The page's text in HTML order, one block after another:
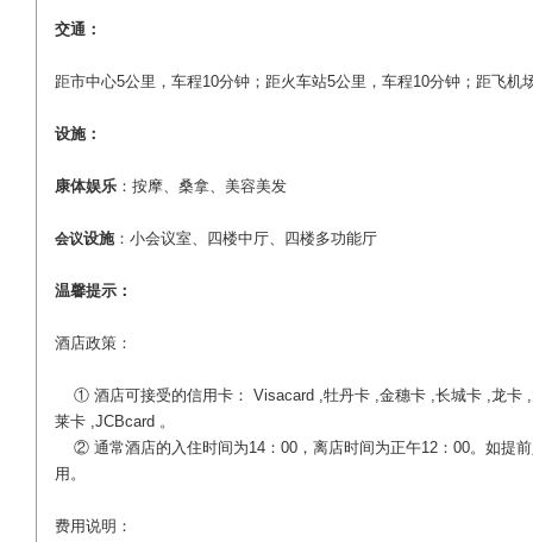
交通：
距市中心5公里，车程10分钟；距火车站5公里，车程10分钟；距飞机
设施：
康体娱乐：按摩、桑拿、美容美发
会议设施：小会议室、四楼中厅、四楼多功能厅
温馨提示：
酒店政策：
① 酒店可接受的信用卡： Visacard ,牡丹卡 ,金穗卡 ,长城卡 ,龙卡
莱卡 ,JCBcard 。
② 通常酒店的入住时间为14：00，离店时间为正午12：00。如提
用。
费用说明：